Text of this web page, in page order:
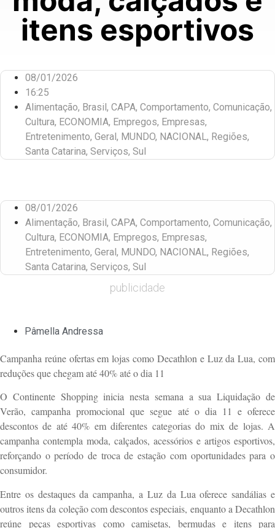
itens esportivos
08/01/2026
16:25
Alimentação, Brasil, CAPA, Comportamento, Comunicação,
Cultura, ECONOMIA, Empregos, Empresas,
Entretenimento, Geral, MUNDO, NACIONAL, Regiões,
Santa Catarina, Serviços, Sul
08/01/2026
Alimentação, Brasil, CAPA, Comportamento, Comunicação,
Cultura, ECONOMIA, Empregos, Empresas,
Entretenimento, Geral, MUNDO, NACIONAL, Regiões,
Santa Catarina, Serviços, Sul
publicidade
Pâmella Andressa
Campanha reúne ofertas em lojas como Decathlon e Luz da Lua, com
reduções que chegam até 40% até o dia 11
O Continente Shopping inicia nesta semana a sua Liquidação de
Verão, campanha promocional que segue até o dia 11 e oferece
descontos de até 40% em diferentes categorias do mix de lojas. A
campanha contempla moda, calçados, acessórios e artigos esportivos,
reforçando o período de troca de estação com oportunidades para o
consumidor.
Entre os destaques da campanha, a Luz da Lua oferece sandálias e
outros itens da coleção com descontos especiais, enquanto a Decathlon
reúne peças esportivas como camisetas, bermudas e itens para